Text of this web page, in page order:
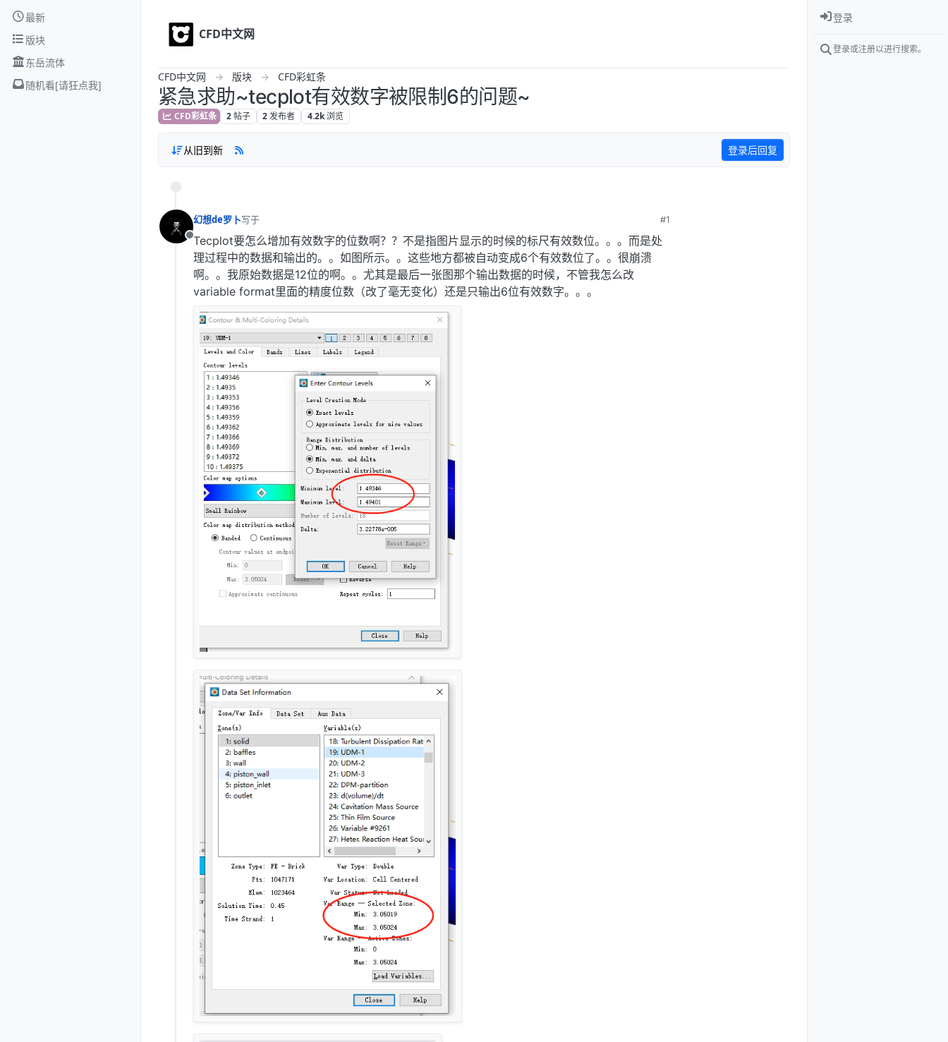
Skip to content
最新
版块
东岳流体
随机看[请狂点我]
CFD中文网
CFD中文网 版块 CFD彩虹条
紧急求助~tecplot有效数字被限制6的问题~
CFD彩虹条 2 帖子 2 发布者 4.2k 浏览
从旧到新 登录后回复
离线
幻想de罗卜写于
最后由 编辑
#1
Tecplot要怎么增加有效数字的位数啊？？不是指图片显示的时候的标尺有效数位。。。而是处
理过程中的数据和输出的。。如图所示。。这些地方都被自动变成6个有效数位了。。很崩溃
啊。。我原始数据是12位的啊。。尤其是最后一张图那个输出数据的时候，不管我怎么改
variable format里面的精度位数（改了毫无变化）还是只输出6位有效数字。。。
登录
登录或注册以进行搜索。